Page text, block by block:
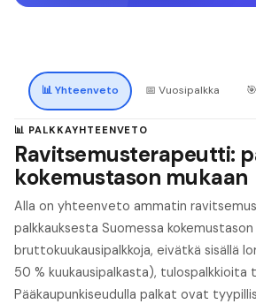
📊Yhteenveto 📅 Vuosipalkka 🎯
📊 PALKKAYHTEENVETO
Ravitsemusterapeutti:
kokemustason mukaan
Alla on yhteenveto ammatin
palkkauksesta Suomessa
bruttokuukausipalkkoja, eivätkä sisällä
50 % kuukausipalkasta), tulospalkkioita
Pääkaupunkiseudulla palkat ovat